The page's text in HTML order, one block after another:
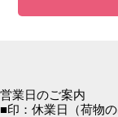
営業日のご案内
■印：休業日
（荷物